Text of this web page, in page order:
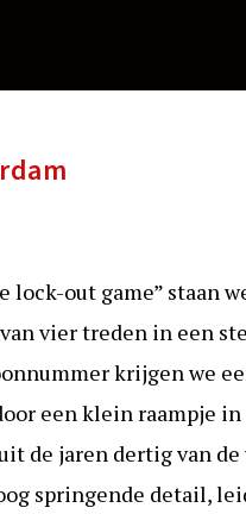
out game” staan
vier treden in een
krijgen we
een klein raampje
de jaren dertig van
springende detail,